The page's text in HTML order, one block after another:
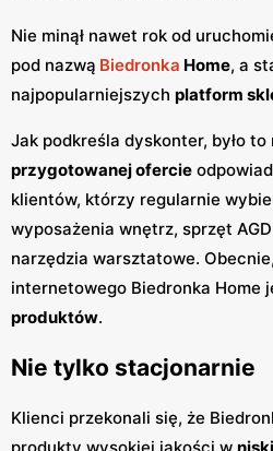
Nie minął nawet rok od
pod nazwą Biedronka Home, a
najpopularniejszych platform
Jak podkreśla dyskonter, było to
przygotowanej ofercie
klientów, którzy regularnie
wyposażenia wnętrz, sprzęt
narzędzia warsztatowe.
internetowego Biedronka Home
produktów.
Nie tylko stacjonarnie
Klienci przekonali się, że